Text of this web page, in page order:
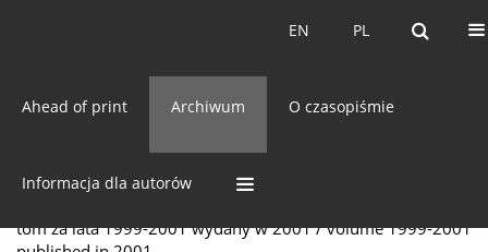
PL
EN PL
EN
Ahead of print Archiwum O czasopiśmie
Informacja dla autorów
Archiwum
55/2001 vol. LV
tom za lata 1999-2001 wydany w 2001 / volume 1999-2001